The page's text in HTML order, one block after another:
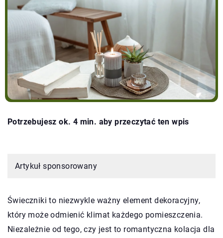
Potrzebujesz ok. 4 min. aby przeczytać ten wpis
Artykuł sponsorowany
Świeczniki to niezwykle ważny element dekoracyjny,
który może odmienić klimat każdego pomieszczenia.
Niezależnie od tego, czy jest to romantyczna kolacja dla